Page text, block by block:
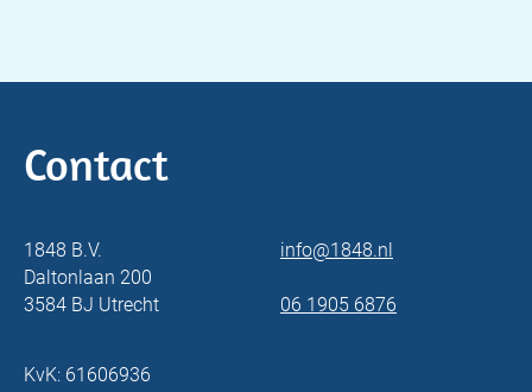
Contact
1848 B.V.
Daltonlaan 200
3584 BJ Utrecht
info@1848.nl
06 1905 6876
KvK: 61606936